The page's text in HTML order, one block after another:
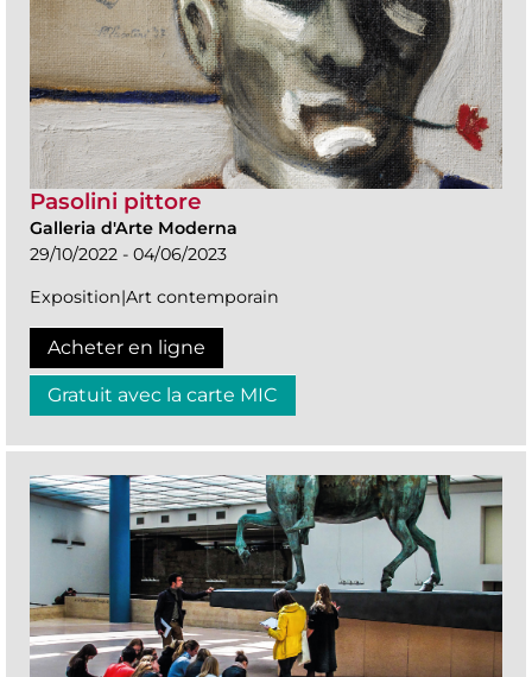
Pasolini pittore
Galleria d'Arte Moderna
29/10/2022 - 04/06/2023
Exposition|Art contemporain
Acheter en ligne
Gratuit avec la carte MIC